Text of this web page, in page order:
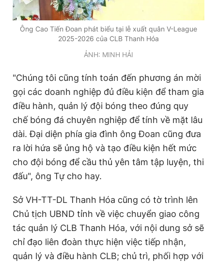
Ông Cao Tiến Đoan phát biểu tại lễ xuất quân V-League
2025-2026 của CLB Thanh Hóa
ẢNH: MINH HẢI
"Chúng tôi cũng tính toán đến phương án mời
gọi các doanh nghiệp đủ điều kiện để tham gia
điều hành, quản lý đội bóng theo đúng quy
chế bóng đá chuyên nghiệp để tính về mặt lâu
dài. Đại diện phía gia đình ông Đoan cũng đưa
ra lời hứa sẽ ủng hộ và tạo điều kiện hết mức
cho đội bóng để cầu thủ yên tâm tập luyện, thi
đấu", ông Tự cho hay.
Sở VH-TT-DL Thanh Hóa cũng có tờ trình lên
Chủ tịch UBND tỉnh về việc chuyển giao công
tác quản lý CLB Thanh Hóa, với nội dung sở sẽ
chỉ đạo liên đoàn thực hiện việc tiếp nhận,
quản lý và điều hành CLB; chủ trì, phối hợp với